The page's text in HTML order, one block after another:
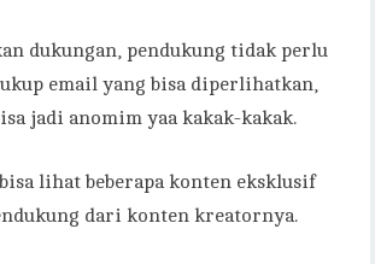
dukungan, pendukung tidak perlu
email yang bisa diperlihatkan,
jadi anomim yaa kakak-kakak.
lihat beberapa konten eksklusif
dari konten kreatornya.